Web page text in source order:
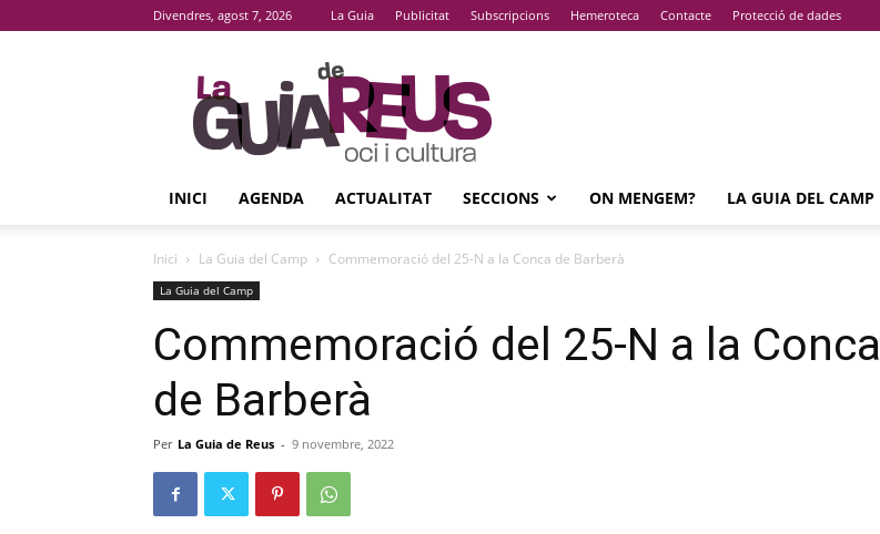
Divendres, agost 7, 2026 La Guia Publicitat Subscripcions Hemeroteca Contacte Protecció de dades
La
Guia
De
Reus
INICI AGENDA ACTUALITAT SECCIONS ON MENGEM? LA GUIA DEL CAMP
Inici La Guia del Camp Commemoració del 25-N a la Conca de Barberà
La Guia del Camp
Commemoració del 25-N a la Conca
de Barberà
Per La Guia de Reus - 9 novembre, 2022